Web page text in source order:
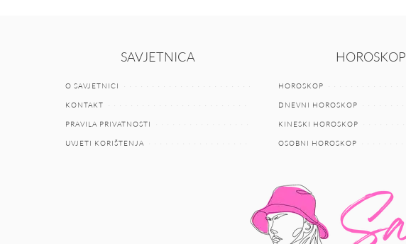
SAVJETNICA
O SAVJETNICI
KONTAKT
PRAVILA PRIVATNOSTI
UVJETI KORIŠTENJA
HOROSKOP
HOROSKOP
DNEVNI HOROSKOP
KINESKI HOROSKOP
OSOBNI HOROSKOP